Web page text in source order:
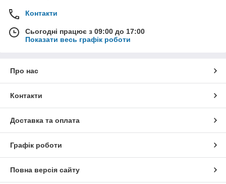
Контакти
Сьогодні працює з 09:00 до 17:00
Показати весь графік роботи
Про нас
Контакти
Доставка та оплата
Графік роботи
Повна версія сайту